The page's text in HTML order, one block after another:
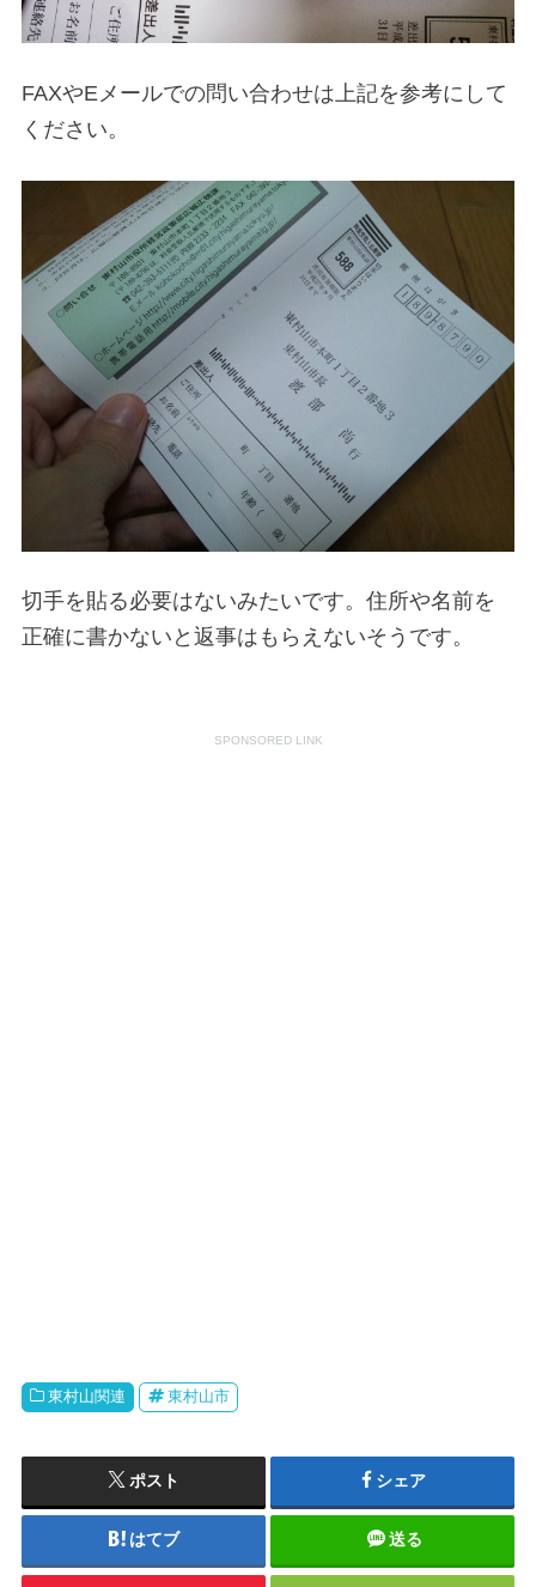
FAXやEメールでの問い合わせは上記を参考にして
ください。
切手を貼る必要はないみたいです。住所や名前を
正確に書かないと返事はもらえないそうです。
SPONSORED LINK
東村山関連 東村山市
ポスト シェア
はてブ 送る